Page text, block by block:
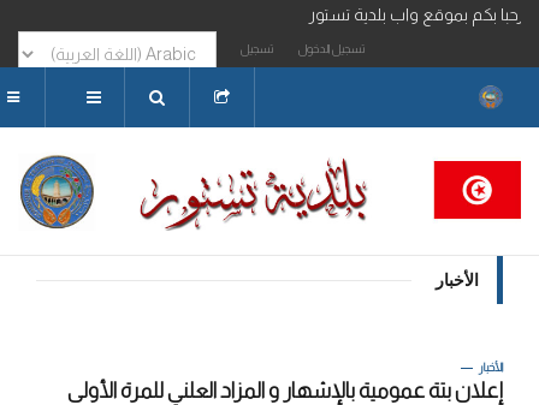
واب بلدية تستور
تسجيل الدخول تسجيل
البحث...
الأخبار
الأخبار
إعلان بتة عمومية بالإشهار و المزاد العلني للمرة الأولى